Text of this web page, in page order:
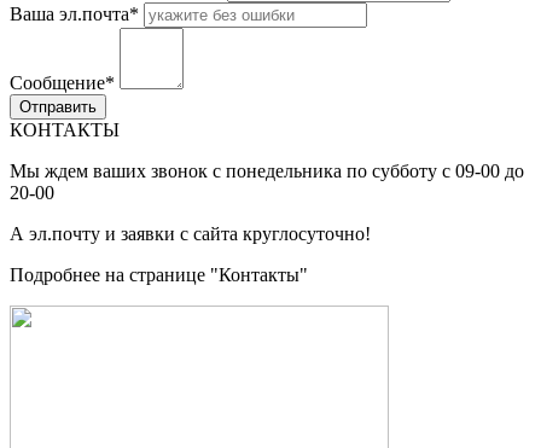
Ваша эл.почта*
Сообщение*
КОНТАКТЫ
Мы ждем ваших звонок с понедельника по субботу с 09-00 до
20-00
А эл.почту и заявки с сайта круглосуточно!
Подробнее на странице "Контакты"